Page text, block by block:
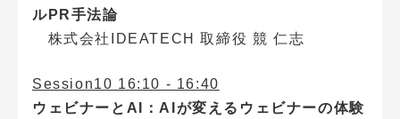
ルPR手法論
株式会社IDEATECH 取締役 競 仁志
Session10 16:10 - 16:40
ウェビナーとAI：AIが変えるウェビナーの体験